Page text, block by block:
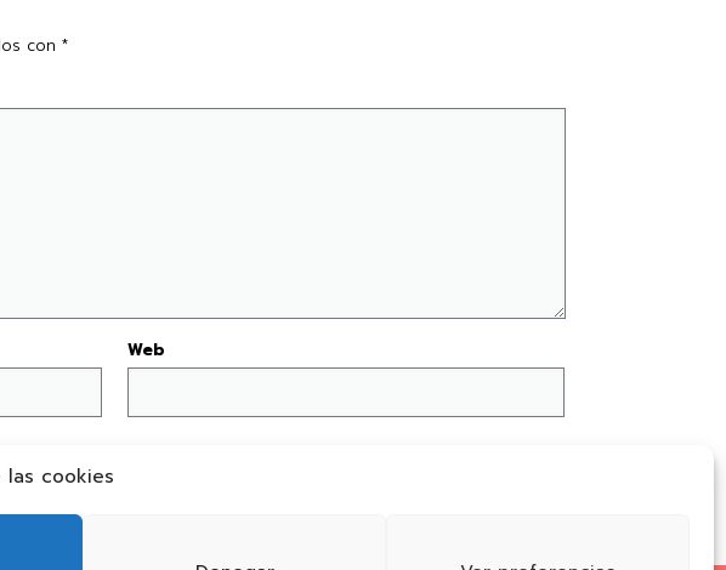
las cookies
con*
Web
comente.